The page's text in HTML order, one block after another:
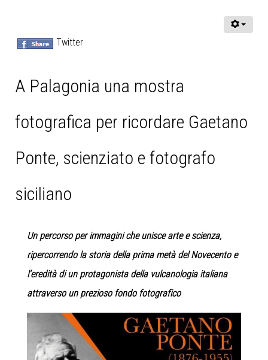
Twitter
A Palagonia una mostra
fotografica per ricordare Gaetano
Ponte, scienziato e fotografo
siciliano
Un percorso per immagini che unisce arte e scienza,
ripercorrendo la storia della prima metà del Novecento e
l’eredità di un protagonista della vulcanologia italiana
attraverso un prezioso fondo fotografico